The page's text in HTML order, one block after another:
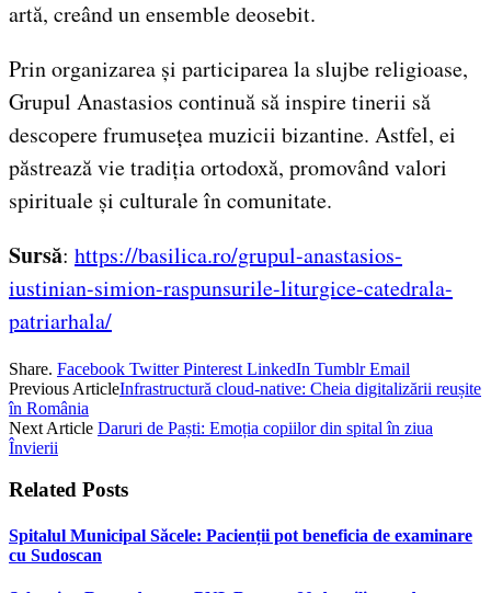
artă, creând un ensemble deosebit.
Prin organizarea și participarea la slujbe religioase,
Grupul Anastasios continuă să inspire tinerii să
descopere frumusețea muzicii bizantine. Astfel, ei
păstrează vie tradiția ortodoxă, promovând valori
spirituale și culturale în comunitate.
Sursă: https://basilica.ro/grupul-anastasios-
iustinian-simion-raspunsurile-liturgice-catedrala-
patriarhala/
Share. Facebook Twitter Pinterest LinkedIn Tumblr Email
Previous ArticleInfrastructură cloud-native: Cheia digitalizării reușite
în România
Next Article Daruri de Paști: Emoția copiilor din spital în ziua
Învierii
Related Posts
Spitalul Municipal Săcele: Pacienții pot beneficia de examinare
cu Sudoscan